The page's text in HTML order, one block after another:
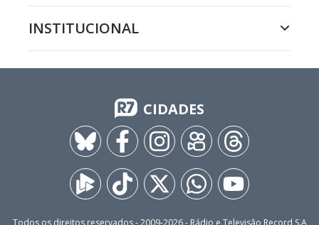
INSTITUCIONAL
CIDADES